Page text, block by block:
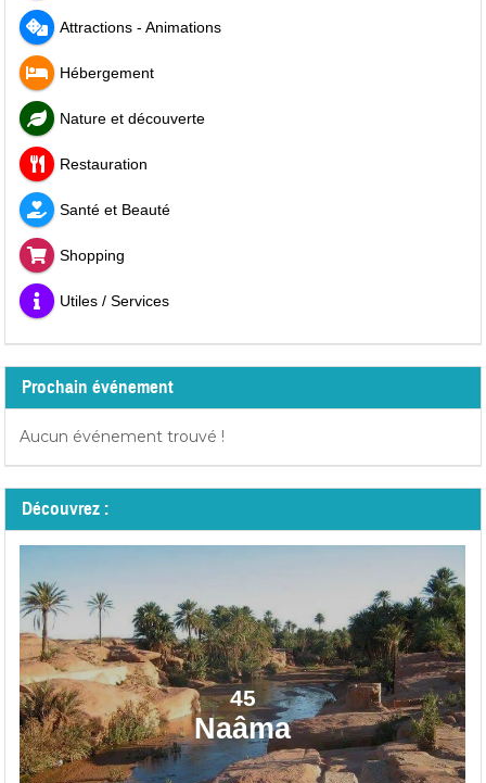
Attractions - Animations
Hébergement
Nature et découverte
Restauration
Santé et Beauté
Shopping
Utiles / Services
Prochain événement
Aucun événement trouvé !
Découvrez :
45
Naâma